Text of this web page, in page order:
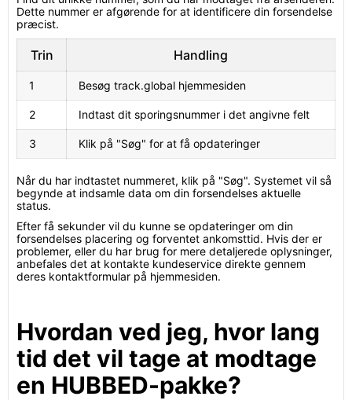
Dette nummer er afgørende for at identificere din forsendelse
præcist.
Trin Handling
1 Besøg track.global hjemmesiden
2 Indtast dit sporingsnummer i det angivne felt
3 Klik på "Søg" for at få opdateringer
Når du har indtastet nummeret, klik på "Søg". Systemet vil så
begynde at indsamle data om din forsendelses aktuelle
status.
Efter få sekunder vil du kunne se opdateringer om din
forsendelses placering og forventet ankomsttid. Hvis der er
problemer, eller du har brug for mere detaljerede oplysninger,
anbefales det at kontakte kundeservice direkte gennem
deres kontaktformular på hjemmesiden.
Hvordan ved jeg, hvor lang
tid det vil tage at modtage
en HUBBED-pakke?